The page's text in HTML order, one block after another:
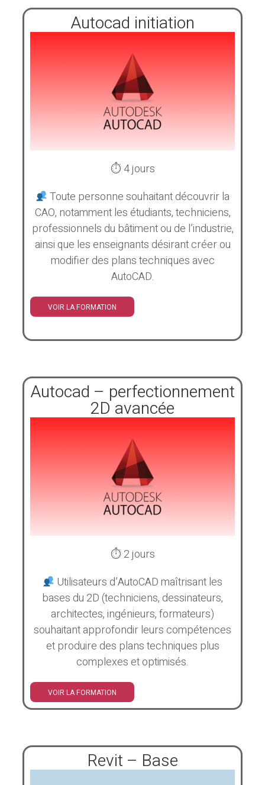
Autocad initiation
⏱ 4 jours
Toute personne souhaitant découvrir la
CAO, notamment les étudiants, techniciens,
professionnels du bâtiment ou de l’industrie,
ainsi que les enseignants désirant créer ou
modifier des plans techniques avec
AutoCAD.
VOIR LA FORMATION
Autocad – perfectionnement
2D avancée
⏱ 2 jours
Utilisateurs d’AutoCAD maîtrisant les
bases du 2D (techniciens, dessinateurs,
architectes, ingénieurs, formateurs)
souhaitant approfondir leurs compétences
et produire des plans techniques plus
complexes et optimisés.
VOIR LA FORMATION
Revit – Base